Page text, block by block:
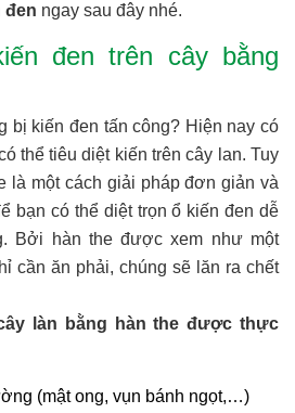
đen ngay sau đây nhé.
đen trên cây bằng
bị kiến đen tấn công? Hiện nay có
thể tiêu diệt kiến trên cây lan. Tuy
là một cách giải pháp đơn giản và
bạn có thể diệt trọn ổ kiến đen dễ
Bởi hàn the được xem như một
cần ăn phải, chúng sẽ lăn ra chết
làn bằng hàn the được thực
(mật ong, vụn bánh ngọt,…)